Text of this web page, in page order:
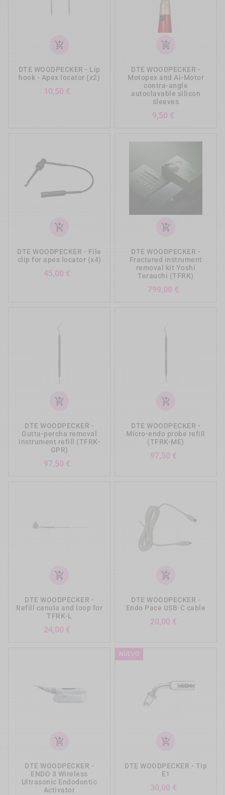
add_shopping_cart
DTE WOODPECKER - Lip
hook - Apex locator (x2)
10,50 €
add_shopping_cart
DTE WOODPECKER -
Motopex and Ai-Motor
contra-angle
autoclavable silicon
sleeves
9,50 €
add_shopping_cart
DTE WOODPECKER - File
clip for apex locator (x4)
45,00 €
add_shopping_cart
DTE WOODPECKER -
Fractured instrument
removal kit Yoshi
Terauchi (TFRK)
799,00 €
add_shopping_cart
DTE WOODPECKER -
Gutta-percha removal
instrument refill (TFRK-
GPR)
97,50 €
add_shopping_cart
DTE WOODPECKER -
Micro-endo probe refill
(TFRK-ME)
97,50 €
add_shopping_cart
DTE WOODPECKER -
Refill canula and loop for
TFRK-L
24,00 €
add_shopping_cart
DTE WOODPECKER -
Endo Pace USB-C cable
20,00 €
add_shopping_cart
DTE WOODPECKER -
ENDO 3 Wireless
Ultrasonic Endodontic
Activator
add_shopping_cart
NUEVO
DTE WOODPECKER - Tip
E1
30,00 €